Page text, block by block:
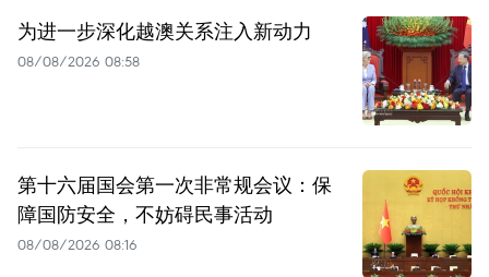
为进一步深化越澳关系注入新动力
08/08/2026 08:58
第十六届国会第一次非常规会议：保
障国防安全，不妨碍民事活动
08/08/2026 08:16